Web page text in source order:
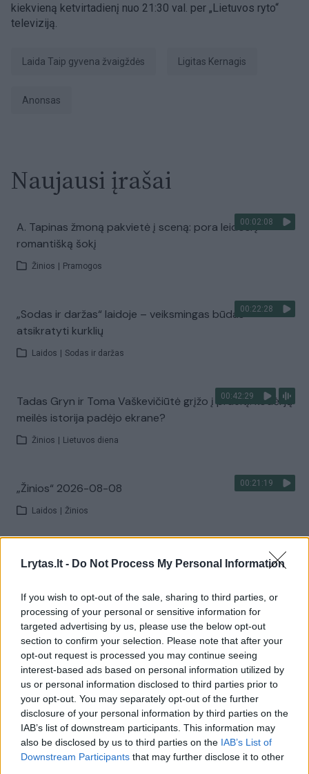
Lrytas.lt - Do Not Process My Personal Information
If you wish to opt-out of the sale, sharing to third parties, or
processing of your personal or sensitive information for
targeted advertising by us, please use the below opt-out
section to confirm your selection. Please note that after your
opt-out request is processed you may continue seeing
interest-based ads based on personal information utilized by
us or personal information disclosed to third parties prior to
your opt-out. You may separately opt-out of the further
disclosure of your personal information by third parties on the
IAB’s list of downstream participants. This information may
also be disclosed by us to third parties on the IAB’s List of
Downstream Participants that may further disclose it to other
kiekvieną ketvirtadienį nuo 21:30 val. per „Lietuvos ryto“
televiziją.
Laida Taip gyvena žvaigždės Ligitas Kernagis
anonsas
Naujausi įrašai
00:02:08
A. Tapinas žmoną pakvietė į sceną: pora leidosi į
romantišką šokį
Žinios Pramogos
00:22:28
„Sodas ir daržas“ laidoje – veiksmingas būdas
atsikratyti kurklių
Laidos Sodas ir daržas
00:42:29
Tadas Gryn ir Toma Vaškevičiūtė grįžo į praeitį: kodėl jų
meilės istorija padėjo ekrane?
Žinios Lietuvos diena
00:21:19
„Žinios“ 2026-08-08
Laidos Žinios
Visi įrašai
Žiūrimiausi įrašai
00:00:30
Vaizdai iš tragiškos avarijos Vilniaus r.: dviejų moterų ir
vaiko gyvybių išgelbėti nepavyko
Žinios | Lietuvos diena
00:00:57
Savaitės vidurys nusimato karštas: temperatūra kils iki